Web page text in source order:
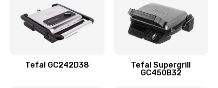
Tefal GC242D38
Tefal Supergrill
GC450B32